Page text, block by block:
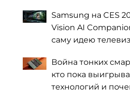
Samsung на CES
Vision AI
саму идею
Война тонких
кто пока
технологий и